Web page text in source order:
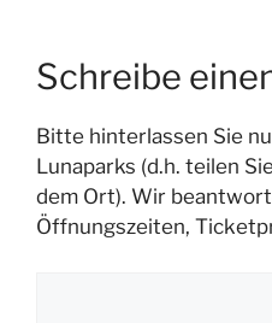
Schreibe
Bitte hinterlassen Sie
Lunaparks (d.h. teilen
dem Ort). Wir
Öffnungszeiten,